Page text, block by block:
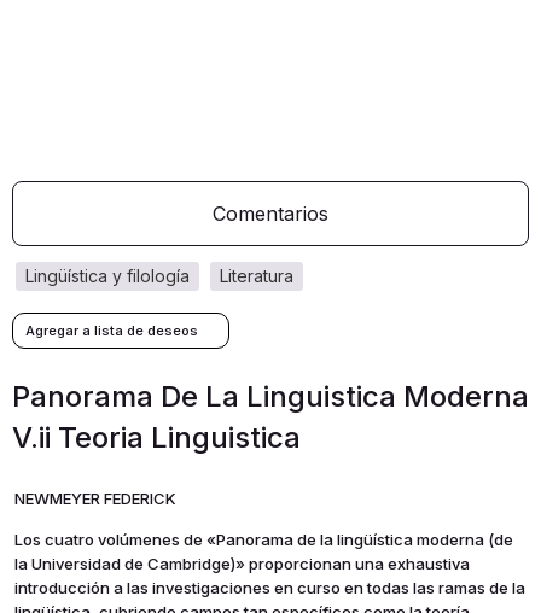
Comentarios
literatura
lingüística y filología
Panorama De La Linguistica Moderna
V.ii Teoria Linguistica
NEWMEYER FEDERICK
Los cuatro volúmenes de «Panorama de la lingüística moderna (de
la Universidad de Cambridge)» proporcionan una exhaustiva
introducción a las investigaciones en curso en todas las ramas de la